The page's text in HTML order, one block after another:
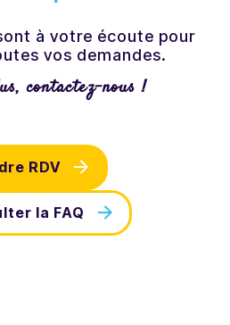
à votre écoute pour
vos demandes.
contactez-nous !
RDV
la FAQ